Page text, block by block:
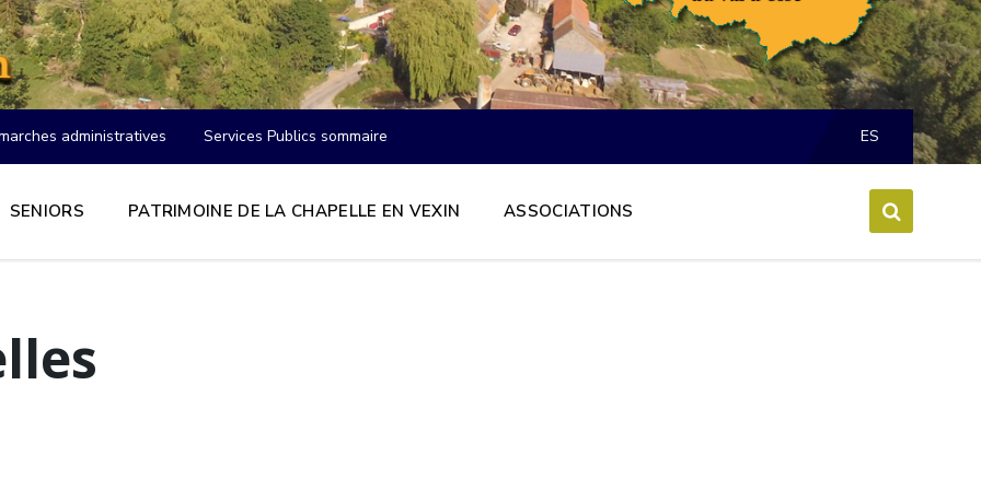
administratives Services Publics sommaire
language:
ES
SENIORS PATRIMOINE DE LA CHAPELLE EN VEXIN ASSOCIATIONS